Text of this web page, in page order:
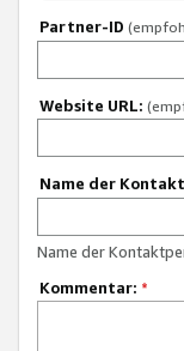
Partner-ID
Website URL:
Name der
Name der
Kommentar: *